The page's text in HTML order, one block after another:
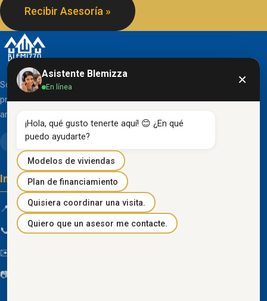
Recibir Asesoría »
Somos una organización líder en el desarrollo de
proyectos inmobiliarios que destacan por su diseño
arquitectónico clásico y acabados de primera línea.
Información de contacto
📍 Km 85 Vía Progreso, Playas, Guayas, Ecuador
📞 096 934 4318
✉️
📷
Asistente Blemizza
En línea ×
¡Hola, qué gusto tenerte aquí! 😊 ¿En qué
puedo ayudarte?
Modelos de viviendas
Plan de financiamiento
Quisiera coordinar una visita.
Quiero que un asesor me contacte.